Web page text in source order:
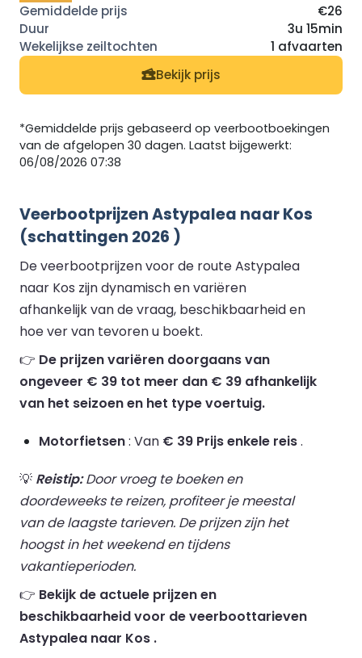
€26
3u 15min
1 afvaarten
Bekijk prijs
*Gemiddelde prijs gebaseerd op veerbootboekingen
van de afgelopen 30 dagen. Laatst bijgewerkt:
06/08/2026 07:38
Veerbootprijzen Astypalea naar Kos
(schattingen 2026 )
De veerbootprijzen voor de route Astypalea
naar Kos zijn dynamisch en variëren
afhankelijk van de vraag, beschikbaarheid en
hoe ver van tevoren u boekt.
👉 De prijzen variëren doorgaans van
ongeveer € 39 tot meer dan € 39 afhankelijk
van het seizoen en het type voertuig.
Motorfietsen: Van € 39 Prijs enkele reis.
💡 Reistip:Door vroeg te boeken en
doordeweeks te reizen, profiteer je meestal
van de laagste tarieven. De prijzen zijn het
hoogst in het weekend en tijdens
vakantieperioden.
👉 Bekijk de actuele prijzen en
beschikbaarheid voor de veerboottarieven
Astypalea naar Kos .